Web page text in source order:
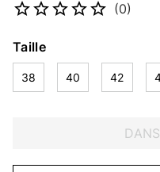
(0)
Taille
38 40 42